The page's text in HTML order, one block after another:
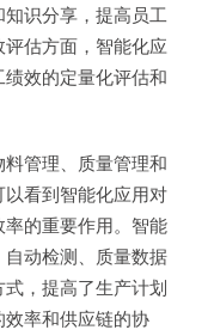
识分享，提高员工
估方面，智能化应
效的定量化评估和
管理、质量管理和
看到智能化应用对
的重要作用。智能
动检测、质量数据
，提高了生产计划
率和供应链的协